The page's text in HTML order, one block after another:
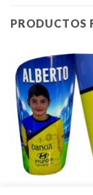
PRODUCTOS